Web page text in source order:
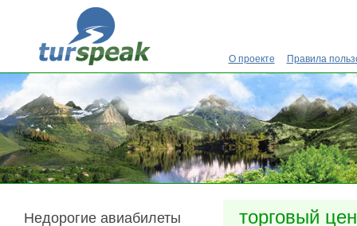
Перейти к основному содержанию
О проекте Правила
торговый
Недорогие авиабилеты